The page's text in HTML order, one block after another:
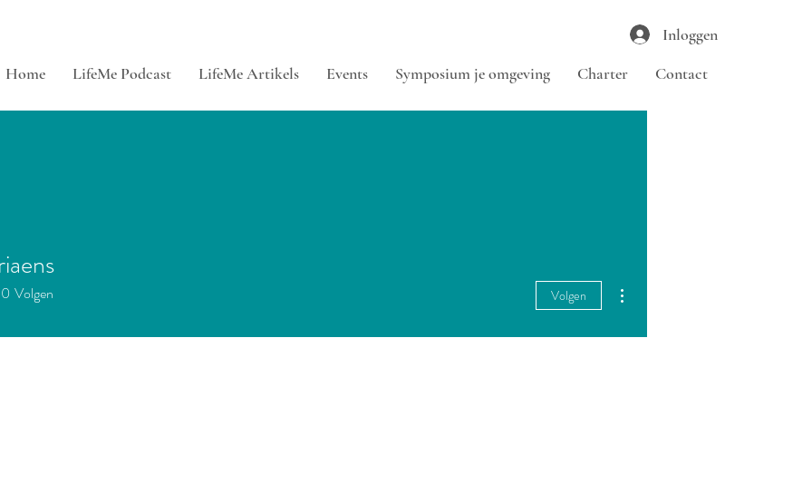
Inloggen
Home
LifeMe Podcast LifeMe Artikels Events Symposium je omgeving Charter Contact
0 Volgen Volgen